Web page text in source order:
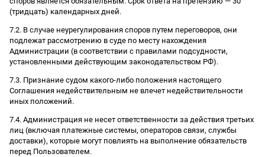
(тридцать) календарных дней.
7.2. В случае неурегулирования споров путем переговоров, они
подлежат рассмотрению в суде по месту нахождения
Администрации (в соответствии с правилами подсудности,
установленными действующим законодательством РФ).
7.3. Признание судом какого-либо положения настоящего
Соглашения недействительным не влечет недействительности
иных положений.
7.4. Администрация не несет ответственности за действия третьих
лиц (включая платежные системы, операторов связи, службы
доставки), которые могут повлиять на выполнение обязательств
перед Пользователем.